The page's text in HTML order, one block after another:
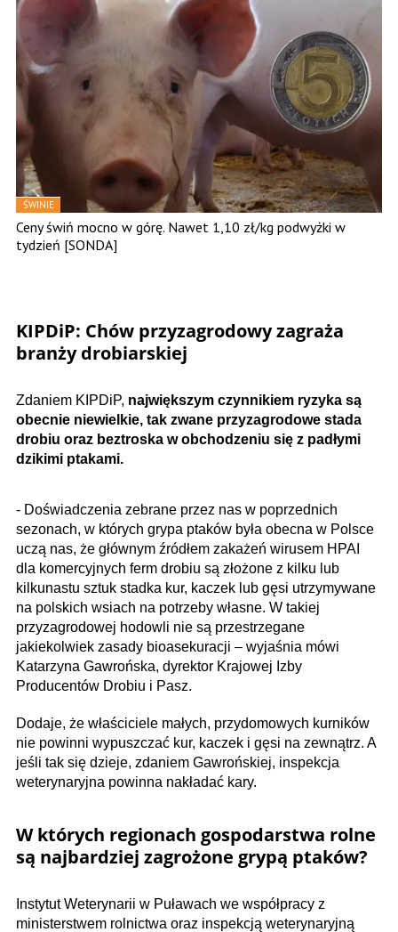
ŚWINIE
Ceny świń mocno w górę. Nawet 1,10 zł/kg podwyżki w
tydzień [SONDA]
KIPDiP: Chów przyzagrodowy zagraża
branży drobiarskiej
Zdaniem KIPDiP, największym czynnikiem ryzyka są
obecnie niewielkie, tak zwane przyzagrodowe stada
drobiu oraz beztroska w obchodzeniu się z padłymi
dzikimi ptakami.
- Doświadczenia zebrane przez nas w poprzednich
sezonach, w których grypa ptaków była obecna w Polsce
uczą nas, że głównym źródłem zakażeń wirusem HPAI
dla komercyjnych ferm drobiu są złożone z kilku lub
kilkunastu sztuk stadka kur, kaczek lub gęsi utrzymywane
na polskich wsiach na potrzeby własne. W takiej
przyzagrodowej hodowli nie są przestrzegane
jakiekolwiek zasady bioasekuracji – wyjaśnia mówi
Katarzyna Gawrońska, dyrektor Krajowej Izby
Producentów Drobiu i Pasz.
Dodaje, że właściciele małych, przydomowych kurników
nie powinni wypuszczać kur, kaczek i gęsi na zewnątrz. A
jeśli tak się dzieje, zdaniem Gawrońskiej, inspekcja
weterynaryjna powinna nakładać kary.
W których regionach gospodarstwa rolne
są najbardziej zagrożone grypą ptaków?
Instytut Weterynarii w Puławach we współpracy z
ministerstwem rolnictwa oraz inspekcją weterynaryjną